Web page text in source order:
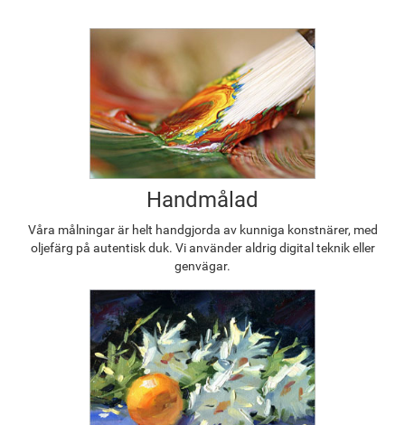
Handmålad
Våra målningar är helt handgjorda av kunniga konstnärer, med
oljefärg på autentisk duk. Vi använder aldrig digital teknik eller
genvägar.